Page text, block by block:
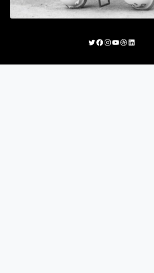
Twitter
Facebook
Instagram
YouTube
Dribbble
LinkedIn